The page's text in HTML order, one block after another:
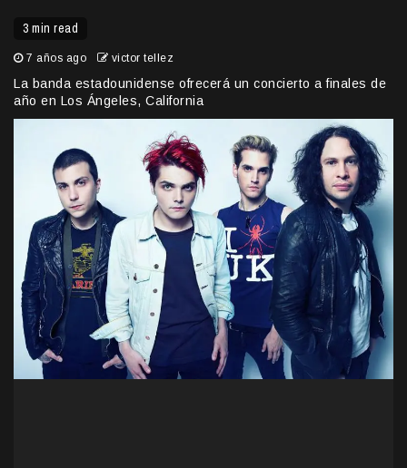
3 min read
7 años ago victor tellez
La banda estadounidense ofrecerá un concierto a finales de
año en Los Ángeles, California